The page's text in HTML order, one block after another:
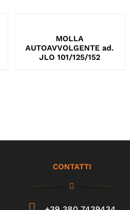
MOLLA
AUTOAVVOLGENTE ad.
JLO 101/125/152
CONTATTI